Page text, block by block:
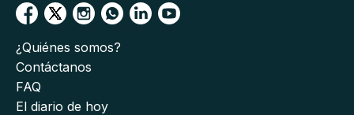
¿Quiénes somos?
Contáctanos
FAQ
El diario de hoy